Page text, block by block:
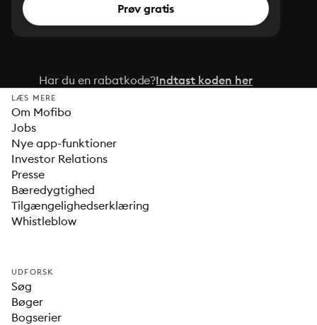
Prøv gratis
Har du en rabatkode?Indtast koden her
LÆS MERE
Om Mofibo
Jobs
Nye app-funktioner
Investor Relations
Presse
Bæredygtighed
Tilgængelighedserklæring
Whistleblow
UDFORSK
Søg
Bøger
Bogserier